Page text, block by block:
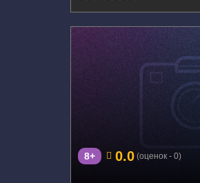
г. Екатеринбург,
8+ 0.0 (оценок - 0)